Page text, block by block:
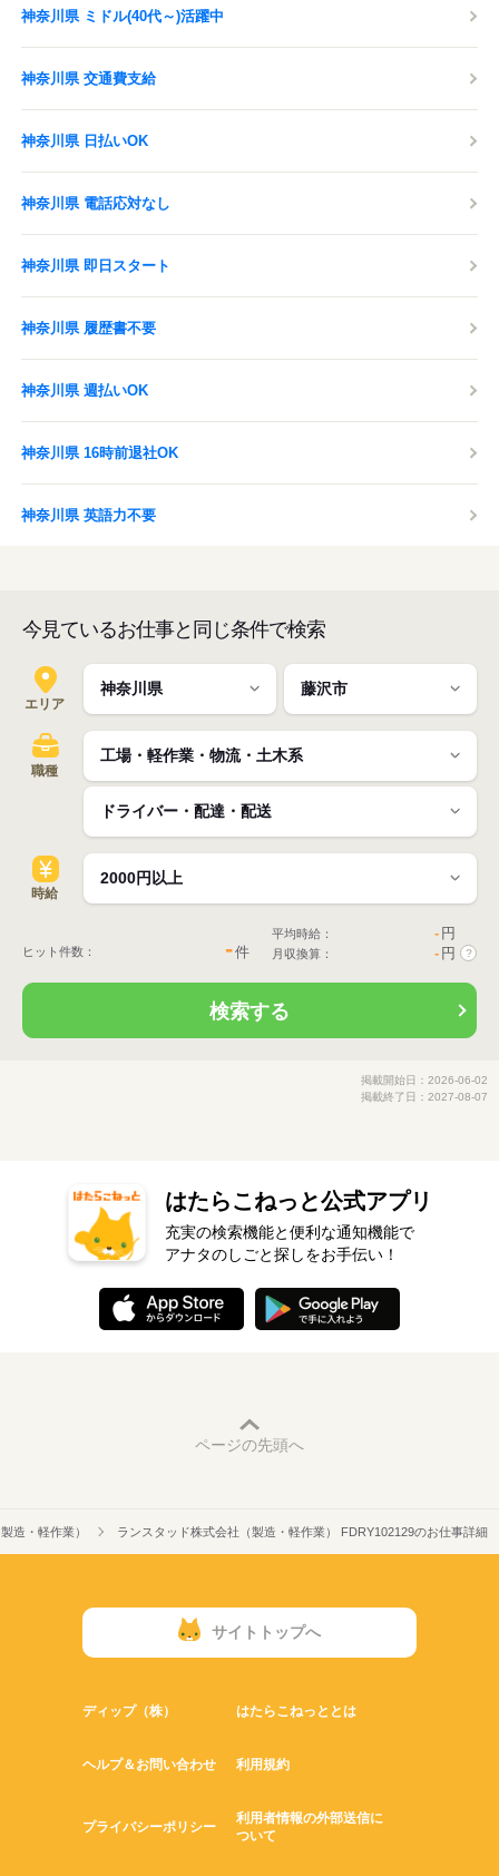
神奈川県 ミドル(40代～)活躍中
神奈川県 交通費支給
神奈川県 日払いOK
神奈川県 電話応対なし
神奈川県 即日スタート
神奈川県 履歴書不要
神奈川県 週払いOK
神奈川県 16時前退社OK
神奈川県 英語力不要
今見ているお仕事と同じ条件で検索
エリア
職種
時給
ヒット件数： -件
平均時給： - 円
月収換算： - 円 ?
検索する
掲載開始日：2026-06-02
掲載終了日：2027-08-07
はたらこねっと公式アプリ
充実の検索機能と便利な通知機能で
アナタのしごと探しをお手伝い！
ページの先頭へ
造・軽作業） ランスタッド株式会社（製造・軽作業） FDRY102129のお仕事詳細
サイトトップへ
ディップ（株） はたらこねっととは
ヘルプ＆お問い合わせ 利用規約
プライバシーポリシー
利用者情報の外部送信に
ついて